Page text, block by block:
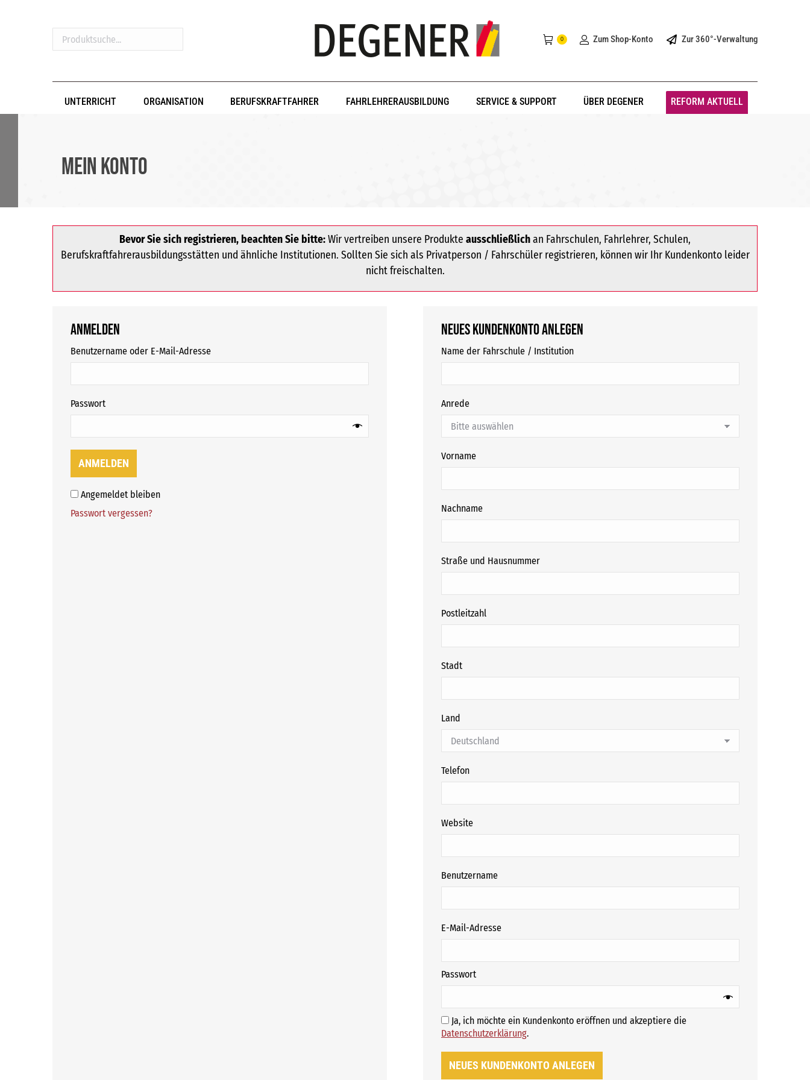
Produktsuche...
0 Zum Shop-Konto Zur 360°-Verwaltung
UNTERRICHT ORGANISATION BERUFSKRAFTFAHRER FAHRLEHRERAUSBILDUNG SERVICE & SUPPORT ÜBER DEGENER REFORM AKTUELL
Mein Konto
Bevor Sie sich registrieren, beachten Sie bitte:Wir vertreiben unsere Produkte ausschließlichan Fahrschulen, Fahrlehrer, Schulen,
Berufskraftfahrerausbildungsstätten und ähnliche Institutionen. Sollten Sie sich als Privatperson / Fahrschüler registrieren, können wir Ihr Kundenkonto leider
nicht freischalten.
Anmelden
Benutzername oder E-Mail-Adresse
Passwort
ANMELDEN
Angemeldet bleiben
Passwort vergessen?
Neues Kundenkonto anlegen
Name der Fahrschule / Institution
Anrede
Vorname
Nachname
Straße und Hausnummer
Postleitzahl
Stadt
Land
Telefon
Website
Benutzername
E-Mail-Adresse
Passwort
Ja, ich möchte ein Kundenkonto eröffnen und akzeptiere die
Datenschutzerklärung.
NEUES KUNDENKONTO ANLEGEN